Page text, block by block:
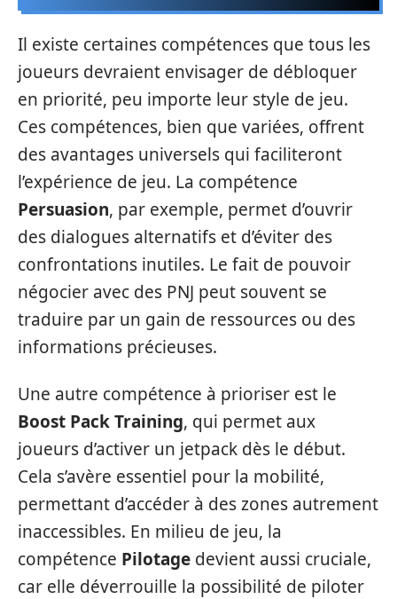
Il existe certaines compétences que tous les
joueurs devraient envisager de débloquer
en priorité, peu importe leur style de jeu.
Ces compétences, bien que variées, offrent
des avantages universels qui faciliteront
l’expérience de jeu. La compétence
Persuasion, par exemple, permet d’ouvrir
des dialogues alternatifs et d’éviter des
confrontations inutiles. Le fait de pouvoir
négocier avec des PNJ peut souvent se
traduire par un gain de ressources ou des
informations précieuses.
Une autre compétence à prioriser est le
Boost Pack Training, qui permet aux
joueurs d’activer un jetpack dès le début.
Cela s’avère essentiel pour la mobilité,
permettant d’accéder à des zones autrement
inaccessibles. En milieu de jeu, la
compétence Pilotage devient aussi cruciale,
car elle déverrouille la possibilité de piloter